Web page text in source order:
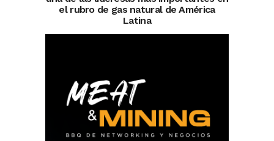
el rubro de gas natural de América
Latina